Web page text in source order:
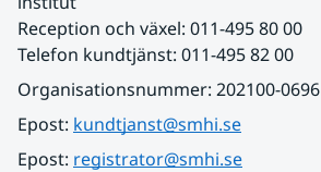
Reception och växel: 011-495 80 00
Telefon kundtjänst: 011-495 82 00
Organisationsnummer: 202100-0696
Epost: kundtjanst@smhi.se
Epost: registrator@smhi.se